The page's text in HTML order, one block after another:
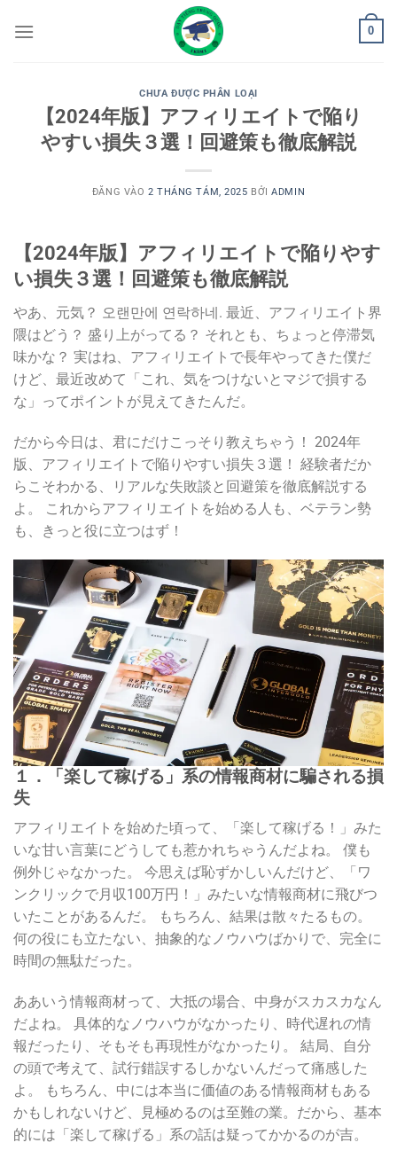
qua
0
CHƯA ĐƯỢC PHÂN LOẠI
【2024年版】アフィリエイトで陥り
やすい損失３選！回避策も徹底解説
ĐĂNG VÀO 2 THÁNG TÁM, 2025 BỞIADMIN
【2024年版】アフィリエイトで陥りやす
い損失３選！回避策も徹底解説
やあ、元気？ 오랜만에 연락하네. 最近、アフィリエイト界
隈はどう？ 盛り上がってる？ それとも、ちょっと停滞気
味かな？ 実はね、アフィリエイトで長年やってきた僕だ
けど、最近改めて「これ、気をつけないとマジで損する
な」ってポイントが見えてきたんだ。
だから今日は、君にだけこっそり教えちゃう！ 2024年
版、アフィリエイトで陥りやすい損失３選！ 経験者だか
らこそわかる、リアルな失敗談と回避策を徹底解説する
よ。 これからアフィリエイトを始める人も、ベテラン勢
も、きっと役に立つはず！
１．「楽して稼げる」系の情報商材に騙される損
失
アフィリエイトを始めた頃って、「楽して稼げる！」みた
いな甘い言葉にどうしても惹かれちゃうんだよね。 僕も
例外じゃなかった。 今思えば恥ずかしいんだけど、「ワ
ンクリックで月収100万円！」みたいな情報商材に飛びつ
いたことがあるんだ。 もちろん、結果は散々たるもの。
何の役にも立たない、抽象的なノウハウばかりで、完全に
時間の無駄だった。
ああいう情報商材って、大抵の場合、中身がスカスカなん
だよね。 具体的なノウハウがなかったり、時代遅れの情
報だったり、そもそも再現性がなかったり。 結局、自分
の頭で考えて、試行錯誤するしかないんだって痛感した
よ。 もちろん、中には本当に価値のある情報商材もある
かもしれないけど、見極めるのは至難の業。だから、基本
的には「楽して稼げる」系の話は疑ってかかるのが吉。